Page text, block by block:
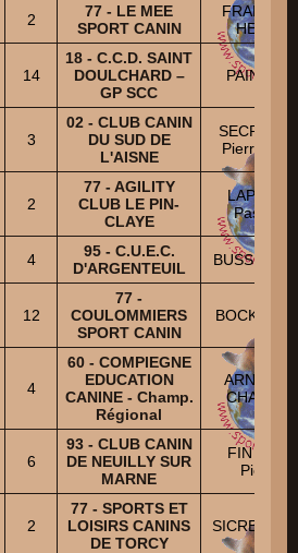
2
77 - LE MEE
SPORT CANIN
HERVE
14
18 - C.C.D. SAINT
DOULCHARD –
GP SCC
PAIN Alain
3
02 - CLUB CANIN
DU SUD DE
L'AISNE
Pierre-
2
77 - AGILITY
CLUB LE PIN-
CLAYE
LAPEYRE
Pascale
4
95 - C.U.E.C.
D'ARGENTEUIL
BUSSER
12
77 -
COULOMMIERS
SPORT CANIN
BOCK
4
60 - COMPIEGNE
EDUCATION
CANINE - Champ.
Régional
ARNOULD
CHANTAL
6
93 - CLUB CANIN
DE NEUILLY SUR
MARNE
FIN Jean-
Pierre
2
77 - SPORTS ET
LOISIRS CANINS
DE TORCY
SICRE